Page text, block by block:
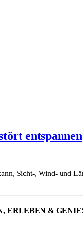
entspannen
Sicht-, Wind- und
&